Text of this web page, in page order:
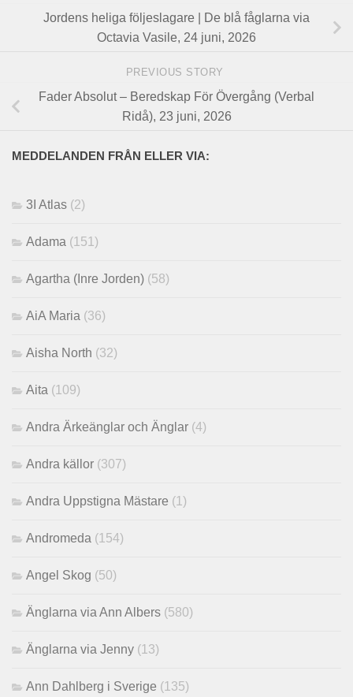
Jordens heliga följeslagare | De blå fåglarna via
Octavia Vasile, 24 juni, 2026
PREVIOUS STORY
Fader Absolut – Beredskap För Övergång (Verbal
Ridå), 23 juni, 2026
MEDDELANDEN FRÅN ELLER VIA:
3I Atlas (2)
Adama (151)
Agartha (Inre Jorden) (58)
AiA Maria (36)
Aisha North (32)
Aita (109)
Andra Ärkeänglar och Änglar (4)
Andra källor (307)
Andra Uppstigna Mästare (1)
Andromeda (154)
Angel Skog (50)
Änglarna via Ann Albers (580)
Änglarna via Jenny (13)
Ann Dahlberg i Sverige (135)